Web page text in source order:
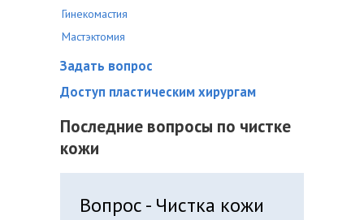
Гинекомастия
Мастэктомия
Задать вопрос
Доступ пластическим хирургам
Последние вопросы по чистке
кожи
Вопрос - Чистка кожи